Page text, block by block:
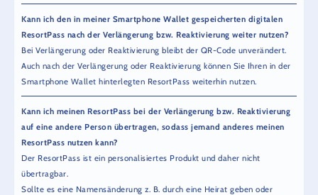
Kann ich den in meiner Smartphone Wallet gespeicherten digitalen
ResortPass nach der Verlängerung bzw. Reaktivierung weiter nutzen?
Bei Verlängerung oder Reaktivierung bleibt der QR-Code unverändert.
Auch nach der Verlängerung oder Reaktivierung können Sie Ihren in der
Smartphone Wallet hinterlegten ResortPass weiterhin nutzen.
Kann ich meinen ResortPass bei der Verlängerung bzw. Reaktivierung
auf eine andere Person übertragen, sodass jemand anderes meinen
ResortPass nutzen kann?
Der ResortPass ist ein personalisiertes Produkt und daher nicht
übertragbar.
Sollte es eine Namensänderung z. B. durch eine Heirat geben oder